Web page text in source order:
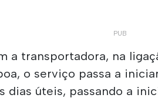
a transportadora, na
o serviço passa a
dias úteis, passando a